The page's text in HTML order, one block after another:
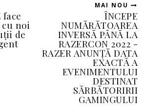
cu noi
de
MAI NOU
ÎNCEPE
NUMĂRĂTOAREA
INVERSĂ PÂNĂ LA
RAZERCON 2022 -
RAZER ANUNȚĂ DATA
EXACTĂ A
EVENIMENTULUI
DESTINAT
SĂRBĂTORIRII
GAMINGULUI